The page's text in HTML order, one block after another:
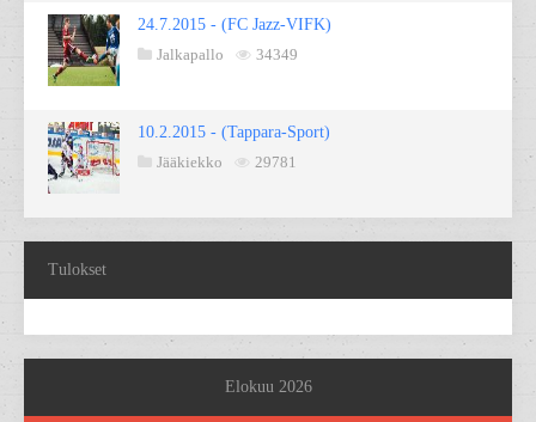
24.7.2015 - (FC Jazz-VIFK)
Jalkapallo
34349
10.2.2015 - (Tappara-Sport)
Jääkiekko
29781
Tulokset
Elokuu 2026